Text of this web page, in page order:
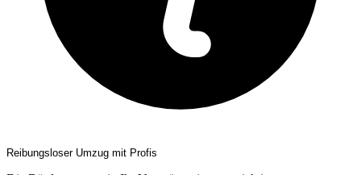
Reibungsloser Umzug mit Profis